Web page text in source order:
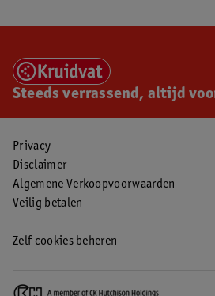
Steeds verrassend, altijd
Privacy
Disclaimer
Algemene Verkoopvoorwaarden
Veilig betalen
Zelf cookies beheren